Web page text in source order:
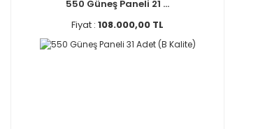
550 Güneş Paneli 21 ...
Fiyat : 108.000,00 TL